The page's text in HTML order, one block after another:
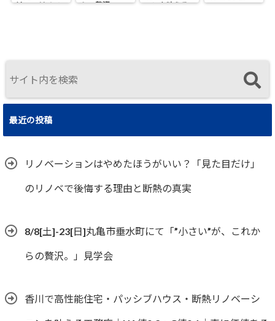
け」のリノベ
らの贅沢。」
ョンを叶える
最近の投稿
リノベーションはやめたほうがいい？「見た目だけ」
のリノベで後悔する理由と断熱の真実
8/8[土]-23[日]丸亀市垂水町にて「”小さい”が、これか
らの贅沢。」見学会
香川で高性能住宅・パッシブハウス・断熱リノベーシ